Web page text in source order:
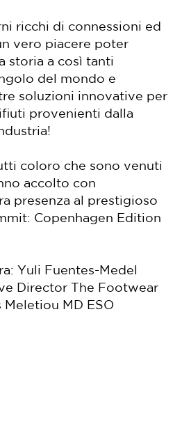
ricchi di connessioni ed
vero piacere poter
storia a così tanti
del mondo e
soluzioni innovative per
provenienti dalla
coloro che sono venuti
accolto con
presenza al prestigioso
Copenhagen Edition
Yuli Fuentes-Medel
Director The Footwear
MD ESO